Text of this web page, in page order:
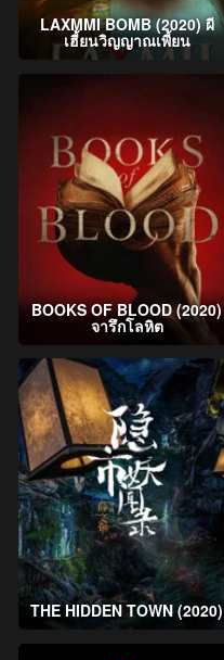
LAXMMI BOMB (2020) ผี
เฮี้ยนวิญญาณเพี้ยน
BOOKS OF BLOOD (2020)
จารึกโลหิต
THE HIDDEN TOWN (2020)